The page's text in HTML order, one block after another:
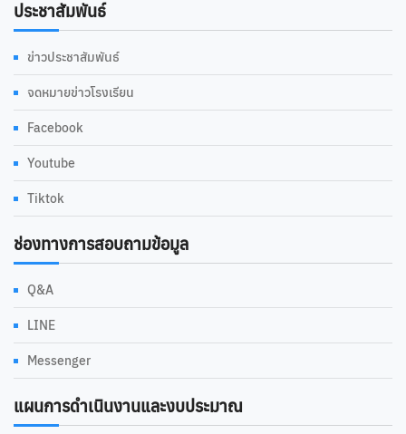
ประชาสัมพันธ์
ข่าวประชาสัมพันธ์
จดหมายข่าวโรงเรียน
Facebook
Youtube
Tiktok
ช่องทางการสอบถามข้อมูล
Q&A
LINE
Messenger
แผนการดำเนินงานและงบประมาณ